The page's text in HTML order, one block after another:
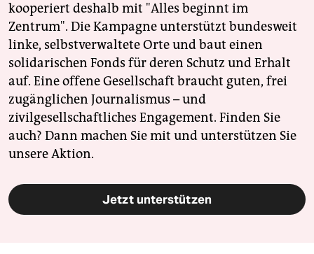
genossenschaft
epaper login
kooperiert deshalb mit "Alles beginnt im
Zentrum". Die Kampagne unterstützt bundesweit
linke, selbstverwaltete Orte und baut einen
solidarischen Fonds für deren Schutz und Erhalt
auf. Eine offene Gesellschaft braucht guten, frei
zugänglichen Journalismus – und
zivilgesellschaftliches Engagement. Finden Sie
auch? Dann machen Sie mit und unterstützen Sie
unsere Aktion.
Jetzt unterstützen